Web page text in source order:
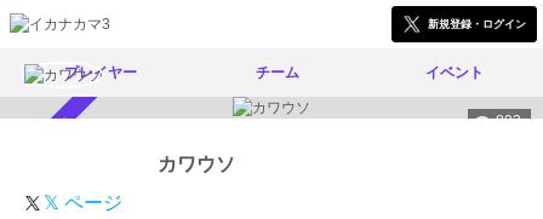
新規登録・ログイン
プレイヤー チーム イベント
803
カワウソ
𝕏 ページ